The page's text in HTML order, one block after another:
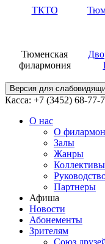
ТКТО
Тюменская
филармония
Версия для
Касса: +7 (3452) 68-77-
О нас
О
Залы
Жанры
Коллективы
Партнеры
Афиша
Новости
Абонементы
Зрителям
Союз